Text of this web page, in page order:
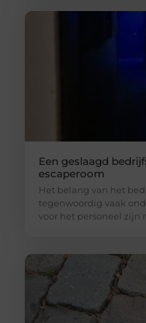
Een geslaagd
escaperoom
Het belang van het
tegenwoordig vaak
voor het personeel zijn